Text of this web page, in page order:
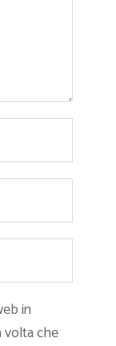
in
volta che